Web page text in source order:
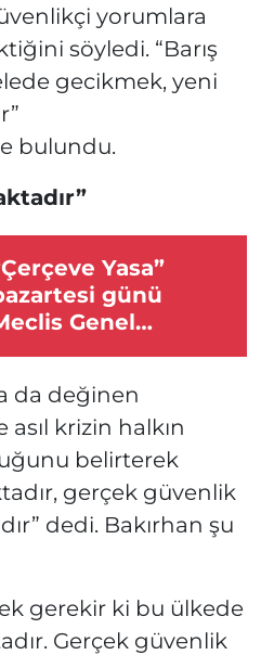
yorumlara
söyledi. “Barış
gecikmek, yeni
bulundu.
Yasa”
günü
Genel
da değinen
asıl krizin halkın
belirterek
gerçek güvenlik
dedi. Bakırhan şu
gerekir ki bu ülkede
Gerçek güvenlik